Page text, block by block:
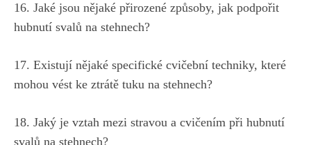
16. Jaké ‍jsou nějaké⁢ přirozené způsoby, jak podpořit
⁢hubnutí svalů na stehnech?
17. Existují nějaké⁢ specifické cvičební techniky, které
mohou vést ⁣ke ztrátě⁢ tuku na stehnech?
18. Jaký je vztah mezi stravou a cvičením při hubnutí
svalů na stehnech?